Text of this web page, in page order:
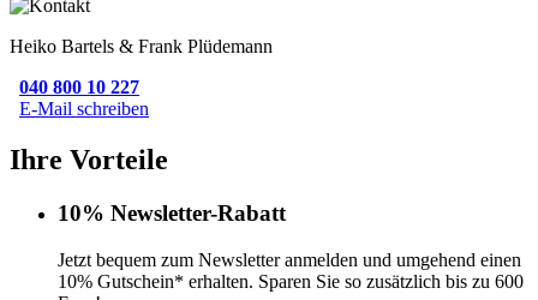
Heiko Bartels & Frank Plüdemann
040 800 10 227
E-Mail schreiben
Ihre Vorteile
10% Newsletter-Rabatt
Jetzt bequem zum Newsletter anmelden und umgehend einen
10% Gutschein* erhalten. Sparen Sie so zusätzlich bis zu 600